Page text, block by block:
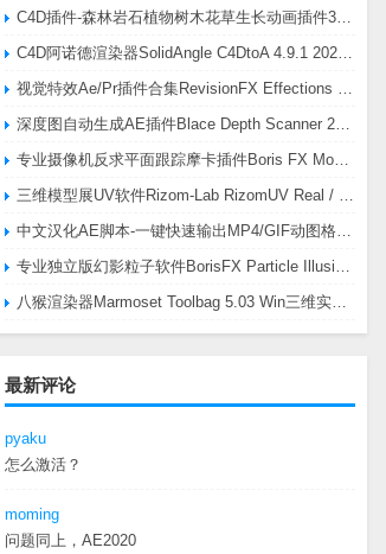
最新评论
pyaku
怎么激活？
moming
问题同上，AE2020